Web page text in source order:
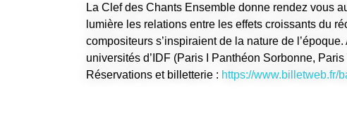
La Clef des Chants Ensemble donne rendez vous
lumière les relations entre les effets croissants du
compositeurs s’inspiraient de la nature de
universités d’IDF (Paris I Panthéon Sorbonne,
Réservations et billetterie : https://www.billetweb.fr/